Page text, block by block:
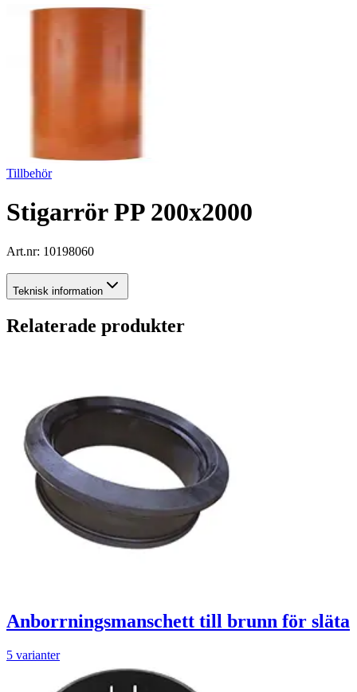
Tillbehör
Stigarrör PP 200x2000
Art.nr: 10198060
Teknisk information
Relaterade produkter
Anborrningsmanschett till brunn för släta
5 varianter